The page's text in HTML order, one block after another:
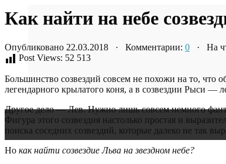
Как найти на небе
Опубликовано 22.03.2018 · Комментарии: 0 · На
Post Views: 52 513
Большинство созвездий совсем не похожи на то, что
легендарного крылатого коня, а в созвездии Рыси —
Другое дело — Лев. Нужно лишь совсем немного
Фигура этого созвездия настолько простая и
поиска соседних созвездий, которые далеко не так
Но как найти созвездие Льва на звездном небе?